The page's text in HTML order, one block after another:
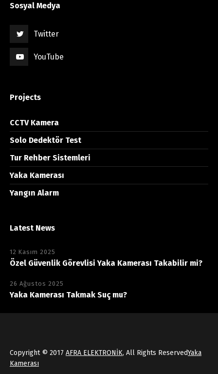
Sosyal Medya
Twitter
YouTube
Projects
CCTV Kamera
Solo Dedektör Test
Tur Rehber Sistemleri
Yaka Kamerası
Yangın Alarm
Latest News
12 Kasım 2025
Özel Güvenlik Görevlisi Yaka Kamerası Takabilir mi?
26 Ağustos 2025
Yaka Kamerası Takmak Suç mu?
Copyright © 2017 AFRA ELEKTRONİK, All Rights ReservedYaka
Kamerası